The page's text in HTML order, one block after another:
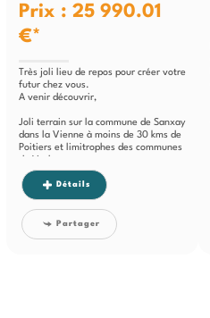
Prix : 25 990.01
€*
Très joli lieu de repos pour créer votre
futur chez vous.
A venir découvrir,
Joli terrain sur la commune de Sanxay
dans la Vienne à moins de 30 kms de
Poitiers et limitrophes des communes
Détails
Partager